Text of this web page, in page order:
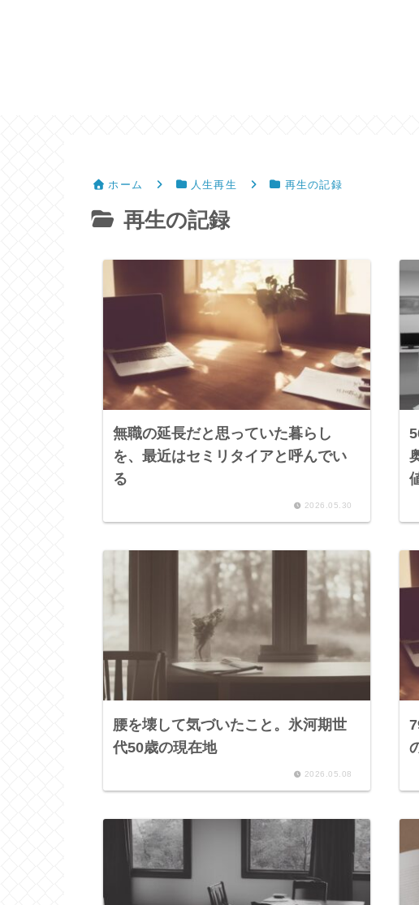
ホーム 人生再生 再生の記録
再生の記録
無職の延長だと思っていた暮らし
を、最近はセミリタイアと呼んでい
る
2026.05.30
腰を壊して気づいたこと。氷河期世
代50歳の現在地
2026.05.08